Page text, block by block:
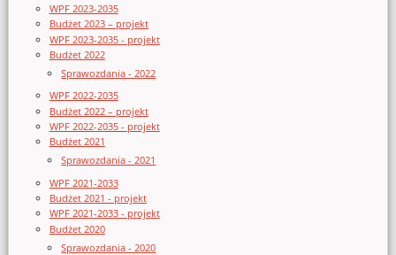
WPF 2023-2035
Budżet 2023 – projekt
WPF 2023-2035 - projekt
Budżet 2022
Sprawozdania - 2022
WPF 2022-2035
Budżet 2022 – projekt
WPF 2022-2035 - projekt
Budżet 2021
Sprawozdania - 2021
WPF 2021-2033
Budżet 2021 - projekt
WPF 2021-2033 - projekt
Budżet 2020
Sprawozdania - 2020